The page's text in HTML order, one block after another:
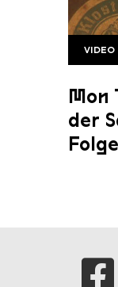
SR
VIDEO
Mon
der